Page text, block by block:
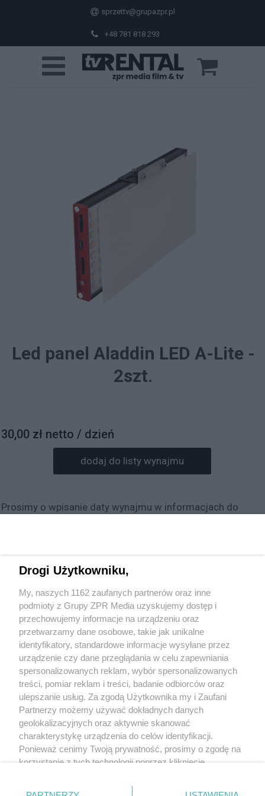
+48 781 818 293
sprzettv@grupazpr.pl
dodaj do listy wynajmu
Led panel Aladdin LED A-Lite -
2szt.
30,00 zł netto / dzień
Prosimy o wpisanie daty wynajmu w informacjach do
Led Panel Sungun Aladdin LED A-Lite
CRI
3000°K= 98RA 5600°K= 95RA
TLCI
3000°K=98 5600°= 96
Photo-metrics3000°K= 240lx@1m5600°K= 260lx@1m
sprzettv@grupazpr.pl
+48 781 818
293
Drogi Użytkowniku,
My, naszych 1162 zaufanych partnerów oraz inne
podmioty z Grupy ZPR Media uzyskujemy dostęp i
przechowujemy informacje na urządzeniu oraz
przetwarzamy dane osobowe, takie jak unikalne
identyfikatory, standardowe informacje wysyłane przez
urządzenie czy dane przeglądania w celu zapewniania
spersonalizowanych reklam, wybór spersonalizowanych
treści, pomiar reklam i treści, badanie odbiorców oraz
ulepszanie usług. Za zgodą Użytkownika my i Zaufani
Partnerzy możemy używać dokładnych danych
geolokalizacyjnych oraz aktywnie skanować
charakterystykę urządzenia do celów identyfikacji.
Ponieważ cenimy Twoją prywatność, prosimy o zgodę na
korzystanie z tych technologii poprzez kliknięcie
zmienić/wycofać klikając przycisk ustawień prywatności